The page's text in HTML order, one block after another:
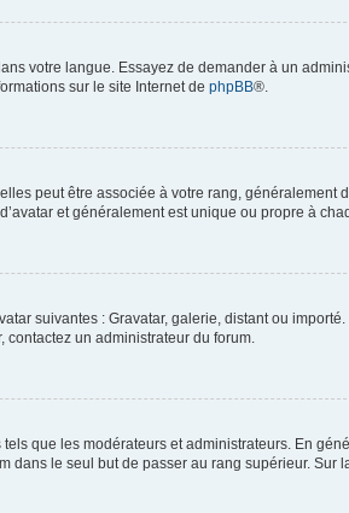
votre langue. Essayez de demander à un
sur le site Internet de phpBB®.
peut être associée à votre rang, généralement
et généralement est unique ou propre à
suivantes : Gravatar, galerie, distant ou importé.
un administrateur du forum.
que les modérateurs et administrateurs. En
dans le seul but de passer au rang supérieur. Sur